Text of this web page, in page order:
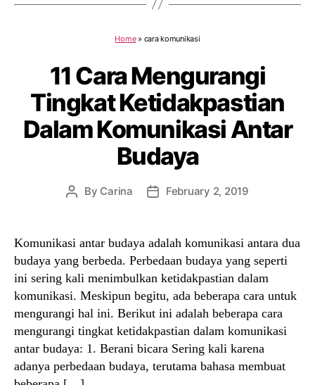
Home» cara komunikasi
11 Cara Mengurangi
Tingkat Ketidakpastian
Dalam Komunikasi Antar
Budaya
Post
By Carina
PostFebruary 2, 2019
Komunikasi antar budaya adalah komunikasi antara dua
budaya yang berbeda. Perbedaan budaya yang seperti
ini sering kali menimbulkan ketidakpastian dalam
komunikasi. Meskipun begitu, ada beberapa cara untuk
mengurangi hal ini. Berikut ini adalah beberapa cara
mengurangi tingkat ketidakpastian dalam komunikasi
antar budaya: 1. Berani bicara Sering kali karena
adanya perbedaan budaya, terutama bahasa membuat